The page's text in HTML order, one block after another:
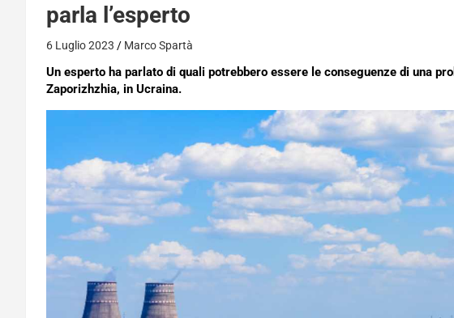
parla l’esperto
6 Luglio 2023 Marco Spartà
Un esperto ha parlato di quali potrebbero essere le conseguenze di una
Zaporizhzhia, in Ucraina.